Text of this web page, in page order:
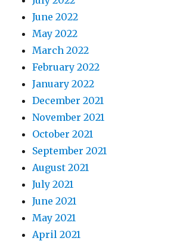
June 2022
May 2022
March 2022
February 2022
January 2022
December 2021
November 2021
October 2021
September 2021
August 2021
July 2021
June 2021
May 2021
April 2021